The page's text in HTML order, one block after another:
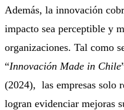
Además, la innovación
impacto sea perceptible y
organizaciones. Tal como
“Innovación Made in Chile
(2024), las empresas solo
logran evidenciar mejoras